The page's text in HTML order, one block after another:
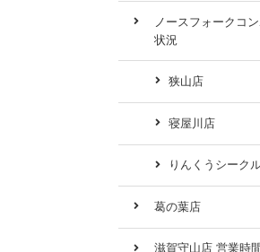
ノースフォークコ
状況
狭山店
寝屋川店
りんくうシーク
葛の葉店
滋賀守山店 営業時間